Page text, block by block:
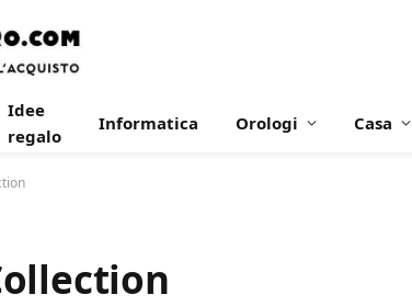
Idee
regalo
Informatica Orologi Casa